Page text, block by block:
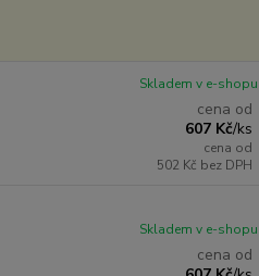
cena od
607 Kč/ks
cena od
502 Kč bez DPH
Skladem v e-shopu
cena od
Skladem v e-shopu